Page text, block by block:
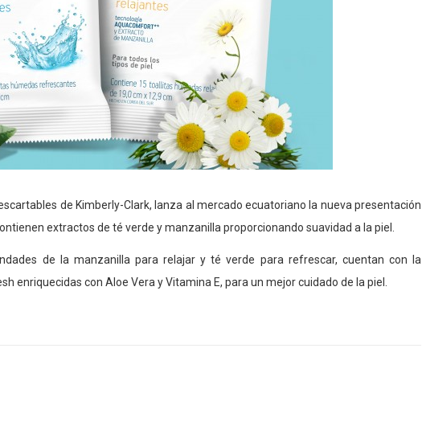
de Kimberly-Clark, lanza al mercado ecuatoriano la nueva presentación
extractos de té verde y manzanilla proporcionando suavidad a la piel.
de la manzanilla para relajar y té verde para refrescar, cuentan con la
enriquecidas con Aloe Vera y Vitamina E, para un mejor cuidado de la piel.